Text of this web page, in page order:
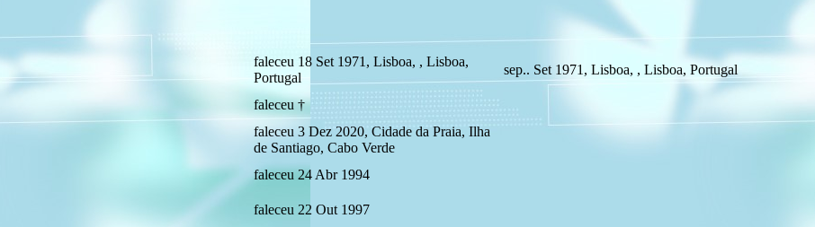
faleceu 18 Set 1971, Lisboa, , Lisboa,
Portugal
sep.. Set 1971, Lisboa, , Lisboa, Portugal
faleceu †
faleceu 3 Dez 2020, Cidade da Praia, Ilha
de Santiago, Cabo Verde
faleceu 24 Abr 1994
faleceu 22 Out 1997